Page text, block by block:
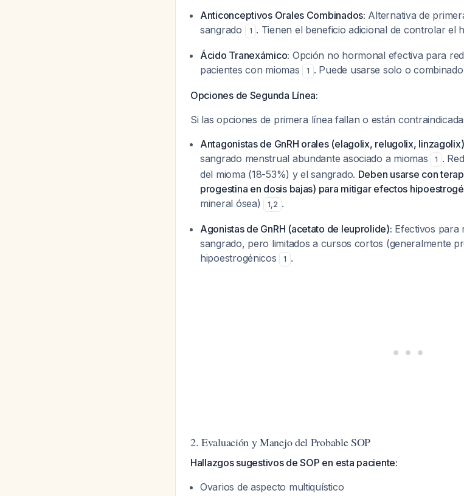
Anticonceptivos Orales Combinados: Alternativa de
sangrado
1 . Tienen el beneficio adicional de controlar el
Ácido Tranexámico: Opción no hormonal efectiva para
pacientes con miomas
1 . Puede usarse solo o
Opciones de Segunda Línea:
Si las opciones de primera línea fallan o están
Antagonistas de GnRH orales (elagolix, relugolix,
sangrado menstrual abundante asociado a miomas
1 .
del mioma (18-53%) y el sangrado. Deben usarse con
progestina en dosis bajas) para mitigar efectos
mineral ósea)
1,2 .
Agonistas de GnRH (acetato de leuprolide): Efectivos para
sangrado, pero limitados a cursos cortos (generalmente
hipoestrogénicos
1 .
2. Evaluación y Manejo del Probable SOP
Hallazgos sugestivos de SOP en esta paciente:
Ovarios de aspecto multiquístico